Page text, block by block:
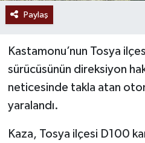
Paylaş
Kastamonu’nun Tosya
sürücüsünün direksiyon
neticesinde takla atan
yaralandı.
Kaza, Tosya ilçesi D100